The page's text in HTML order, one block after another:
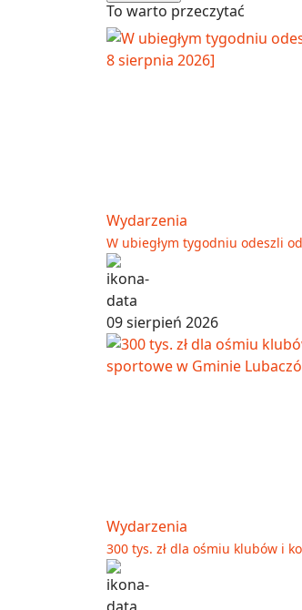
To warto przeczytać
Wydarzenia
W ubiegłym tygodniu odeszli
09 sierpień 2026
Wydarzenia
300 tys. zł dla ośmiu klubów i